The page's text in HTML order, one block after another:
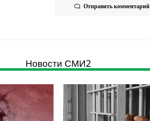
Отправить комментарий
Новости СМИ2